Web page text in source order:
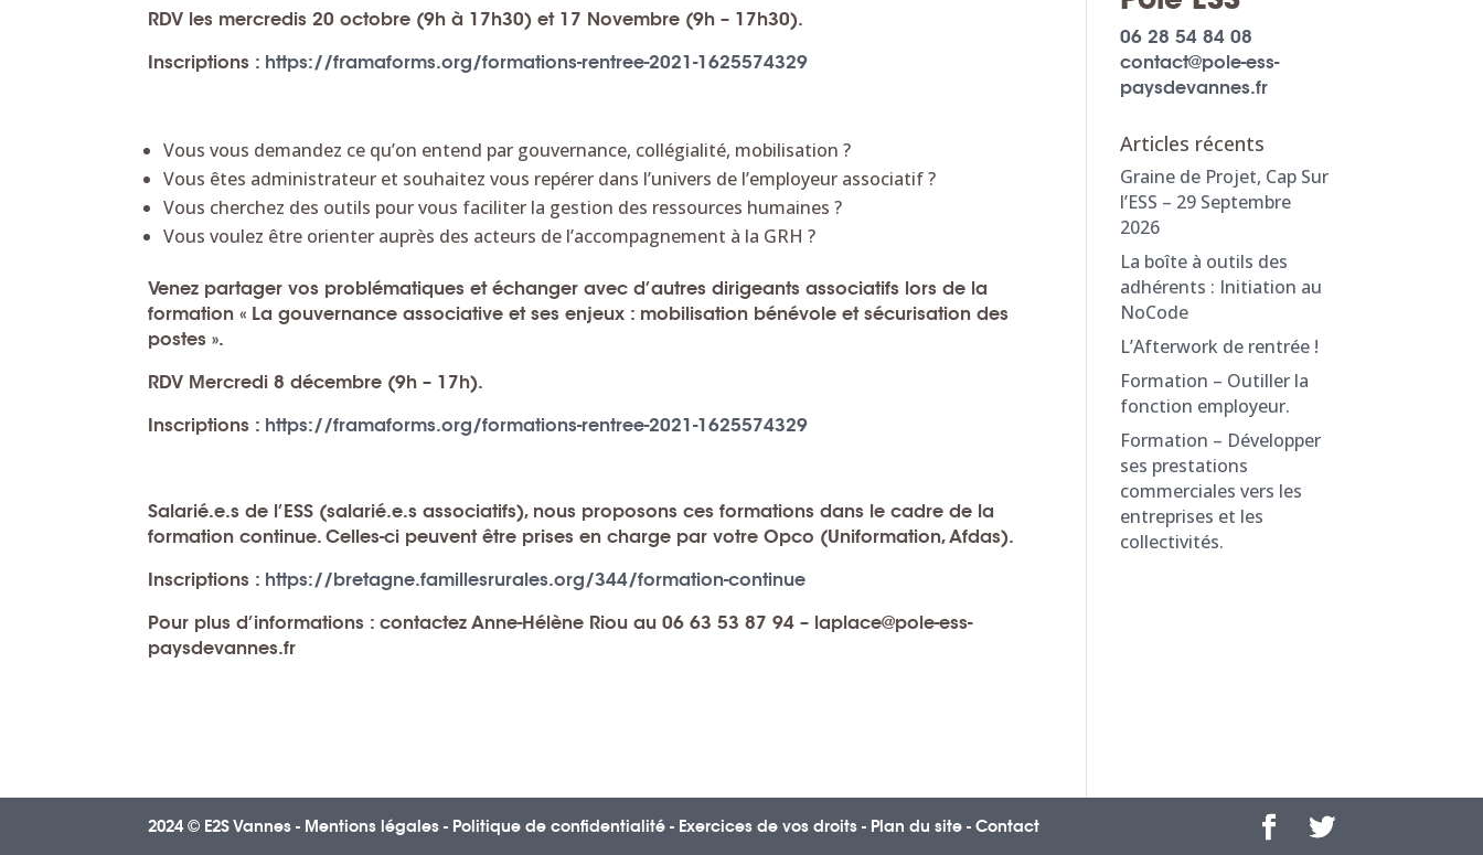
RDV les mercredis 20 octobre (9h à 17h30) et 17 Novembre (9h – 17h30).
Inscriptions : https://framaforms.org/formations-rentree-2021-1625574329
Vous vous demandez ce qu’on entend par gouvernance, collégialité, mobilisation ?
Vous êtes administrateur et souhaitez vous repérer dans l’univers de l’employeur associatif ?
Vous cherchez des outils pour vous faciliter la gestion des ressources humaines ?
Vous voulez être orienter auprès des acteurs de l’accompagnement à la GRH ?
Venez partager vos problématiques et échanger avec d’autres dirigeants associatifs lors de la
formation « La gouvernance associative et ses enjeux : mobilisation bénévole et sécurisation des
postes ».
RDV Mercredi 8 décembre (9h – 17h).
Inscriptions : https://framaforms.org/formations-rentree-2021-1625574329
Salarié.e.s de l’ESS (salarié.e.s associatifs), nous proposons ces formations dans le cadre de la
formation continue. Celles-ci peuvent être prises en charge par votre Opco (Uniformation, Afdas).
Inscriptions : https://bretagne.famillesrurales.org/344/formation-continue
Pour plus d’informations : contactez Anne-Hélène Riou au 06 63 53 87 94 – laplace@pole-ess-
paysdevannes.fr
06 28 54 84 08
contact@pole-ess-
paysdevannes.fr
Articles récents
Graine de Projet, Cap Sur
l’ESS – 29 Septembre
2026
La boîte à outils des
adhérents : Initiation au
NoCode
L’Afterwork de rentrée !
Formation – Outiller la
fonction employeur.
Formation – Développer
ses prestations
commerciales vers les
entreprises et les
collectivités.
2024 © E2S Vannes - Mentions légales - Politique de confidentialité - Exercices de vos droits - Plan du site -Contact